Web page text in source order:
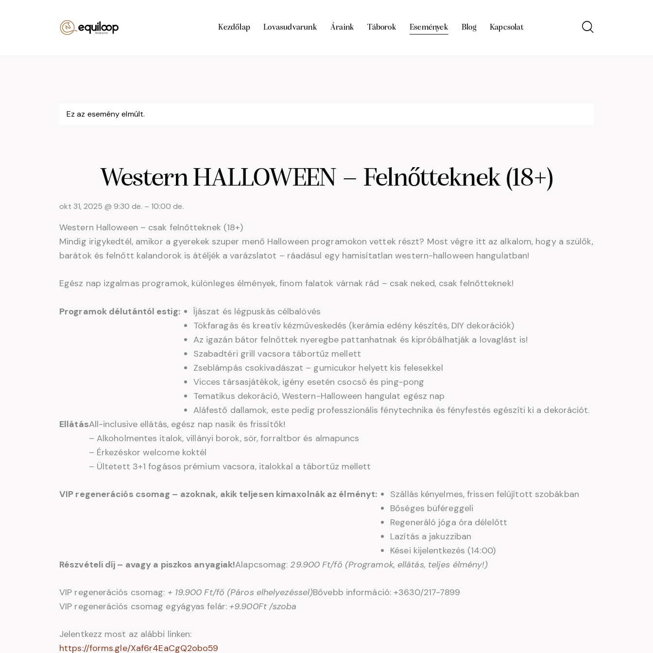
Kezdőlap Lovasudvarunk Áraink Táborok Események Blog Kapcsolat
Ez az esemény elmúlt.
Western HALLOWEEN – Felnőtteknek (18+)
okt 31, 2025 @ 9:30 de. – 10:00 de.
Western Halloween – csak felnőtteknek (18+)
Mindig irigykedtél, amikor a gyerekek szuper menő Halloween programokon vettek részt? Most végre itt az alkalom, hogy a szülők,
barátok és felnőtt kalandorok is átéljék a varázslatot – ráadásul egy hamisítatlan western-halloween hangulatban!
Egész nap izgalmas programok, különleges élmények, finom falatok várnak rád – csak neked, csak felnőtteknek!
Programok délutántól estig:
Íjászat és légpuskás célbalövés
Tökfaragás és kreatív kézműveskedés (kerámia edény készítés, DIY dekorációk)
Az igazán bátor felnőttek nyeregbe pattanhatnak és kipróbálhatják a lovaglást is!
Szabadtéri grill vacsora tábortűz mellett
Zseblámpás csokivadászat – gumicukor helyett kis felesekkel
Vicces társasjátékok, igény esetén csocsó és ping-pong
Tematikus dekoráció, Western-Halloween hangulat egész nap
Aláfestő dallamok, este pedig professzionális fénytechnika és fényfestés egészíti ki a dekorációt.
EllátásAll-inclusive ellátás, egész nap nasik és frissítők!
– Alkoholmentes italok, villányi borok, sör, forraltbor és almapuncs
– Érkezéskor welcome koktél
– Ültetett 3+1 fogásos prémium vacsora, italokkal a tábortűz mellett
VIP regenerációs csomag – azoknak, akik teljesen kimaxolnák az élményt:
Szállás kényelmes, frissen felújított szobákban
Bőséges büféreggeli
Regeneráló jóga óra délelőtt
Lazítás a jakuzziban
Kései kijelentkezés (14:00)
Részvételi díj – avagy a piszkos anyagiak!Alapcsomag:29.900 Ft/fő (Programok, ellátás, teljes élmény!)
VIP regenerációs csomag: + 19.900 Ft/fő (Páros elhelyezéssel)
VIP regenerációs csomag egyágyas felár: +9.900Ft /szoba
Bővebb információ: +3630/217-7899
Jelentkezz most az alábbi linken:
https://forms.gle/Xaf6r4EaCgQ2obo59